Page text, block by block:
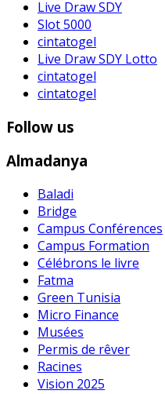
Live Draw SDY
Slot 5000
cintatogel
Live Draw SDY Lotto
cintatogel
cintatogel
Follow us
Almadanya
Baladi
Bridge
Campus Conférences
Campus Formation
Célébrons le livre
Fatma
Green Tunisia
Micro Finance
Musées
Permis de rêver
Racines
Vision 2025